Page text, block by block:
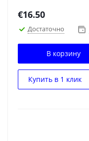
€16.50
Достаточно
В корзину
Купить в 1 клик